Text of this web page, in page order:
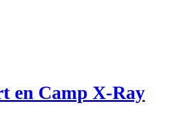
en Camp X-Ray